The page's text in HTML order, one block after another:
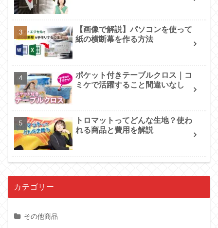
【画像で解説】パソコンを使って
紙の横断幕を作る方法
ポケット付きテーブルクロス｜コ
ミケで活躍すること間違いなし
トロマットってどんな生地？使わ
れる商品と費用を解説
カテゴリー
その他商品